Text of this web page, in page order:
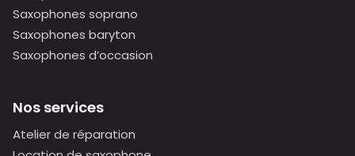
Saxophones soprano
Saxophones baryton
Saxophones d’occasion
Nos services
Atelier de réparation